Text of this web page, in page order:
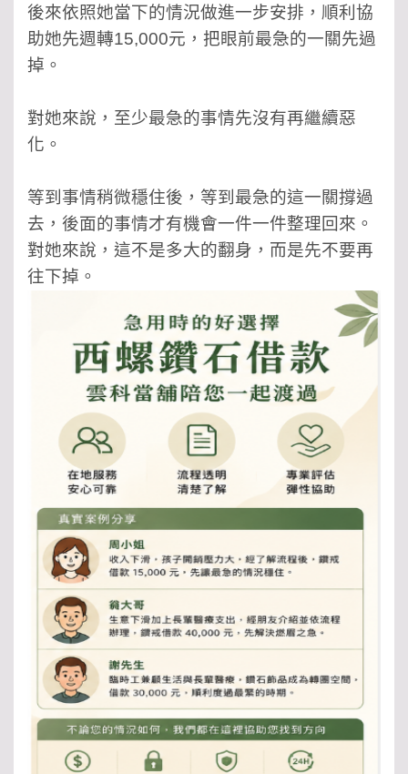
後來依照她當下的情況做進一步安排，順利協
助她先週轉15,000元，把眼前最急的一關先過
掉。
對她來說，至少最急的事情先沒有再繼續惡
化。
等到事情稍微穩住後，等到最急的這一關撐過
去，後面的事情才有機會一件一件整理回來。
對她來說，這不是多大的翻身，而是先不要再
往下掉。